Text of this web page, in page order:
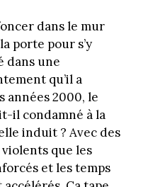
dans le mur
porte pour s’y
dans une
qu’il a
années 2000, le
il condamné à la
induit ? Avec des
violents que les
et les temps